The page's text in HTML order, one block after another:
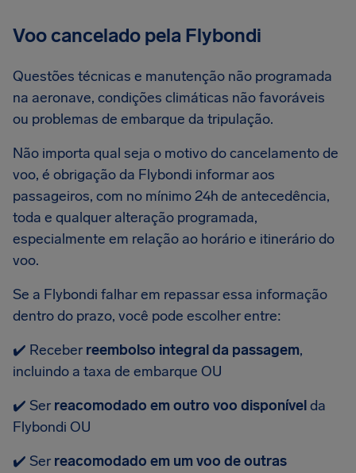
Voo cancelado pela Flybondi
Questões técnicas e manutenção não programada
na aeronave, condições climáticas não favoráveis
ou problemas de embarque da tripulação.
Não importa qual seja o motivo do cancelamento de
voo, é obrigação da Flybondi informar aos
passageiros, com no mínimo 24h de antecedência,
toda e qualquer alteração programada,
especialmente em relação ao horário e itinerário do
voo.
Se a Flybondi falhar em repassar essa informação
dentro do prazo, você pode escolher entre:
✔️ Receber reembolso integral da passagem,
incluindo a taxa de embarque OU
✔️ Ser reacomodado em outro voo disponívelda
Flybondi OU
✔️ Ser reacomodado em um voo de outras